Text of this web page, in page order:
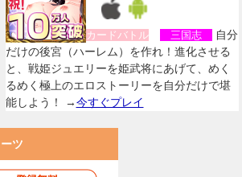
カードバトル 三国志
自分
だけの後宮（ハーレム）を作れ！進化させる
と、戦姫ジュエリーを姫武将にあげて、めく
るめく極上のエロストーリーを自分だけで堪
能しよう！ →今すぐプレイ
ツ